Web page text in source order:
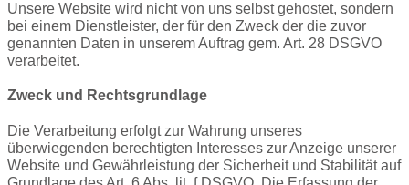
Unsere Website wird nicht von uns selbst gehostet, sondern
bei einem Dienstleister, der für den Zweck der die zuvor
genannten Daten in unserem Auftrag gem. Art. 28 DSGVO
verarbeitet.
Zweck und Rechtsgrundlage
Die Verarbeitung erfolgt zur Wahrung unseres
überwiegenden berechtigten Interesses zur Anzeige unserer
Website und Gewährleistung der Sicherheit und Stabilität auf